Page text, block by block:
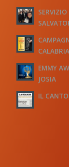
CALABRIA
EMMY
JOSIA
IL